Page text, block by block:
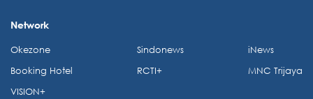
Network
Okezone
Booking Hotel
VISION+
Sindonews
RCTI+
iNews
MNC Trijaya